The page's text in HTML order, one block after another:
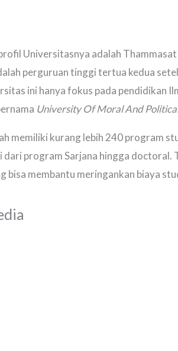
Universitasnya adalah
perguruan tinggi tertua kedua
ini hanya fokus pada pendidikan
University Of Moral And
memiliki kurang lebih 240 program
program Sarjana hingga doctoral.
bisa membantu meringankan biaya